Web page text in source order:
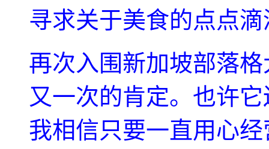
寻求关于美食的点点滴
再次入围新加坡部落
又一次的肯定。也许
我相信只要一直用心